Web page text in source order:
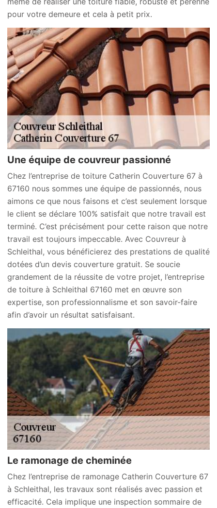
pour votre demeure et cela à petit prix.
Une équipe de couvreur passionné
Chez l’entreprise de toiture Catherin Couverture 67 à
67160 nous sommes une équipe de passionnés, nous
aimons ce que nous faisons et c’est seulement lorsque
le client se déclare 100% satisfait que notre travail est
terminé. C’est précisément pour cette raison que notre
travail est toujours impeccable. Avec Couvreur à
Schleithal, vous bénéficierez des prestations de qualité
dotées d’un devis couverture gratuit. Se soucie
grandement de la réussite de votre projet, l’entreprise
de toiture à Schleithal 67160 met en œuvre son
expertise, son professionnalisme et son savoir-faire
afin d’avoir un résultat satisfaisant.
Le ramonage de cheminée
Chez l’entreprise de ramonage Catherin Couverture 67
à Schleithal, les travaux sont réalisés avec passion et
efficacité. Cela implique une inspection sommaire de